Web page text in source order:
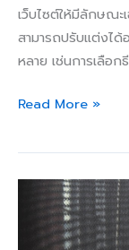
เว็บไซต์ให้มีลักษณะ
สามารถปรับแต่งไ
หลาย เช่นการเลือ
Read More »
ออกแบบ